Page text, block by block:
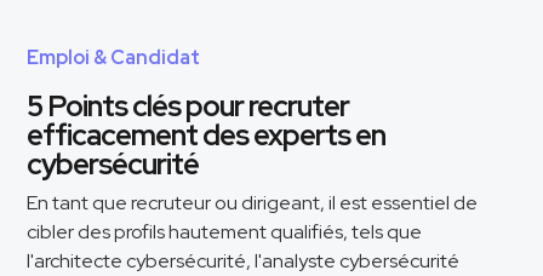
Emploi & Candidat
5 Points clés pour recruter
efficacement des experts en
cybersécurité
En tant que recruteur ou dirigeant, il est essentiel de
cibler des profils hautement qualifiés, tels que
l'architecte cybersécurité, l'analyste cybersécurité